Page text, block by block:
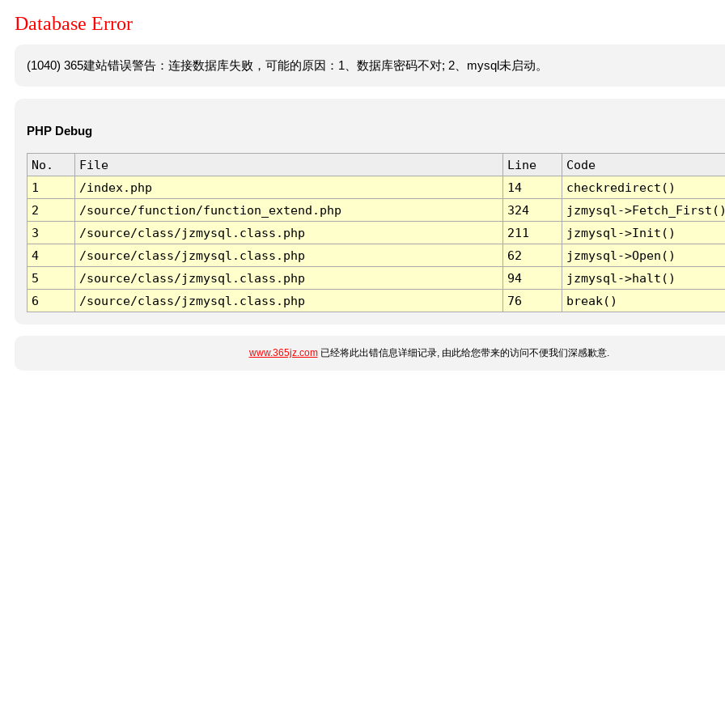
Database Error
(1040) 365建站错误警告：连接数据库失败，可能的原因：1、数据库密码不对; 2、mysql未启动。
PHP Debug
No. File Line
Code
1
/index.php 14
checkredirect()
2
/source/function/function_extend.php 324
jzmysql-
3
/source/class/jzmysql.class.php 211
jzmysql->Init()
4
/source/class/jzmysql.class.php 62
jzmysql->Open()
5
/source/class/jzmysql.class.php 94
jzmysql->halt()
6
/source/class/jzmysql.class.php 76 break()
www.365jz.com已经将此出错信息详细记录, 由此给您带来的访问不便我们深感歉意.